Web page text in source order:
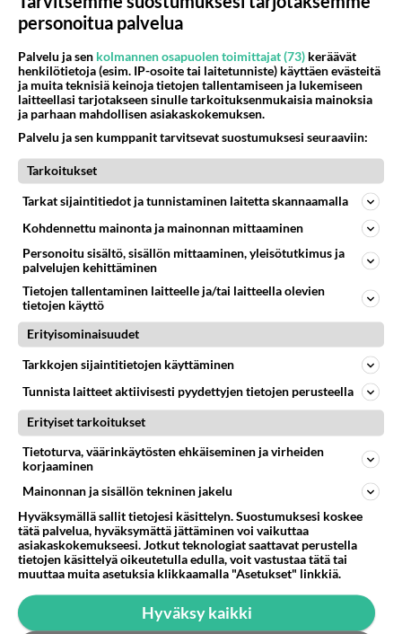
johon on puututtava.
Äänestä
Anonyymi00005
2026-03-19 01:36:48
Mut miten tääkään liittyy chattimummujen
kissoihin?
Äänestä Kommentoi
Anonyymi00006
2026-03-19 08:46:34
Mummut tykkää mirreistä, mirrit tykkäät kateista,
katit tykkää mummoista! Ihan selkee deduktio,
kuten sätissä on tapana yksin kertaistaa multi
liittymät !
Äänestä Kommentoi
Kommentoi aloitusta...
Ketjusta on poistettu0sääntöjenvastaista viestiä.
Takaisin ylös
LUETUIMMAT KESKUSTELUT
personoitua palvelua
Palvelu ja sen kolmannen osapuolen toimittajat (73) keräävät
henkilötietoja (esim. IP-osoite tai laitetunniste) käyttäen evästeitä
ja muita teknisiä keinoja tietojen tallentamiseen ja lukemiseen
laitteellasi tarjotakseen sinulle tarkoituksenmukaisia mainoksia
ja parhaan mahdollisen asiakaskokemuksen.
Palvelu ja sen kumppanit tarvitsevat suostumuksesi seuraaviin:
Tarkoitukset
Tarkat sijaintitiedot ja tunnistaminen laitetta skannaamalla
Kohdennettu mainonta ja mainonnan mittaaminen
Personoitu sisältö, sisällön mittaaminen, yleisötutkimus ja
palvelujen kehittäminen
Tietojen tallentaminen laitteelle ja/tai laitteella olevien
tietojen käyttö
Erityisominaisuudet
Tarkkojen sijaintitietojen käyttäminen
Tunnista laitteet aktiivisesti pyydettyjen tietojen perusteella
Erityiset tarkoitukset
Tietoturva, väärinkäytösten ehkäiseminen ja virheiden
korjaaminen
Mainonnan ja sisällön tekninen jakelu
Hyväksymällä sallit tietojesi käsittelyn. Suostumuksesi koskee
tätä palvelua, hyväksymättä jättäminen voi vaikuttaa
asiakaskokemukseesi. Jotkut teknologiat saattavat perustella
tietojen käsittelyä oikeutetulla edulla, voit vastustaa tätä tai
muuttaa muita asetuksia klikkaamalla "Asetukset" linkkiä.
Hyväksy kaikki